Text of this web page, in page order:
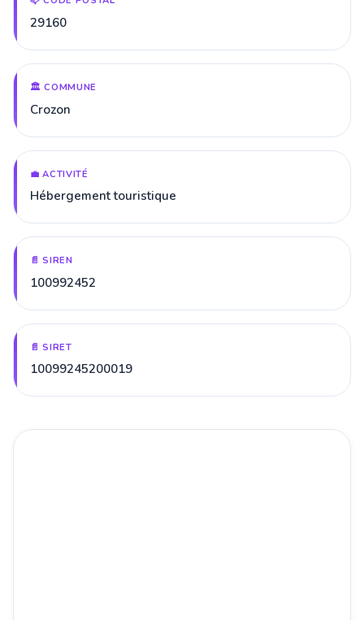
29160
🏛️ COMMUNE
Crozon
💼 ACTIVITÉ
Hébergement touristique
📄 SIREN
100992452
📄 SIRET
10099245200019